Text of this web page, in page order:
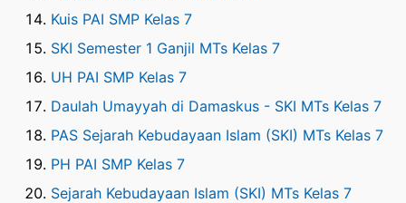
Kuis PAI SMP Kelas 7
SKI Semester 1 Ganjil MTs Kelas 7
UH PAI SMP Kelas 7
Daulah Umayyah di Damaskus - SKI MTs Kelas 7
PAS Sejarah Kebudayaan Islam (SKI) MTs Kelas 7
PH PAI SMP Kelas 7
Sejarah Kebudayaan Islam (SKI) MTs Kelas 7